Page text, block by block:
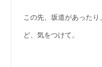
この先、坂道があった
ど、気をつけて。